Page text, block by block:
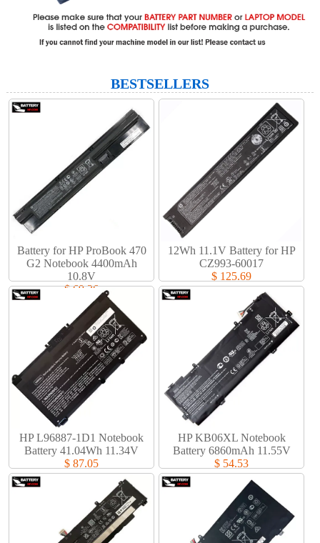
BESTSELLERS
Battery for HP ProBook 470
G2 Notebook 4400mAh
10.8V
$ 69.36
12Wh 11.1V Battery for HP
CZ993-60017
$ 125.69
HP L96887-1D1 Notebook
Battery 41.04Wh 11.34V
$ 87.05
HP KB06XL Notebook
Battery 6860mAh 11.55V
$ 54.53